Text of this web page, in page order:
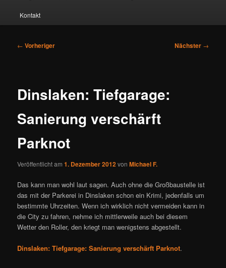
Kontakt
Beitragsnavigation
← Vorheriger Nächster →
Dinslaken: Tiefgarage:
Sanierung verschärft
Parknot
Veröffentlicht am1. Dezember 2012vonMichael F.
Das kann man wohl laut sagen. Auch ohne die Großbaustelle ist
das mit der Parkerei in Dinslaken schon ein Krimi, jedenfalls um
bestimmte Uhrzeiten. Wenn ich wirklich nicht vermeiden kann in
die City zu fahren, nehme ich mittlerweile auch bei diesem
Wetter den Roller, den kriegt man wenigstens abgestellt.
Dinslaken: Tiefgarage: Sanierung verschärft Parknot.